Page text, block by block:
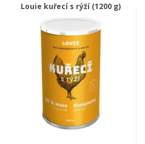
Louie kuřecí s rýží (1200 g)